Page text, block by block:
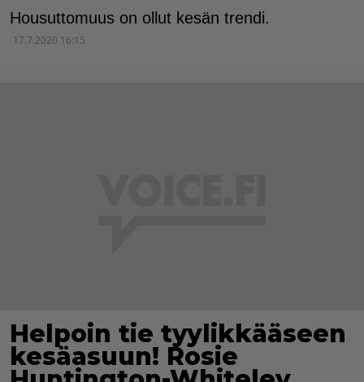
Housuttomuus on ollut kesän trendi.
17.7.2020 16:15
Helpoin tie tyylikkääseen
kesäasuun! Rosie